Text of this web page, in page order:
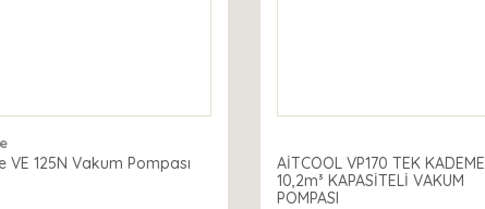
VE 125N Vakum Pompası
AİTCOOL VP170 TEK KADEME
10,2m³ KAPASİTELİ VAKUM
POMPASI